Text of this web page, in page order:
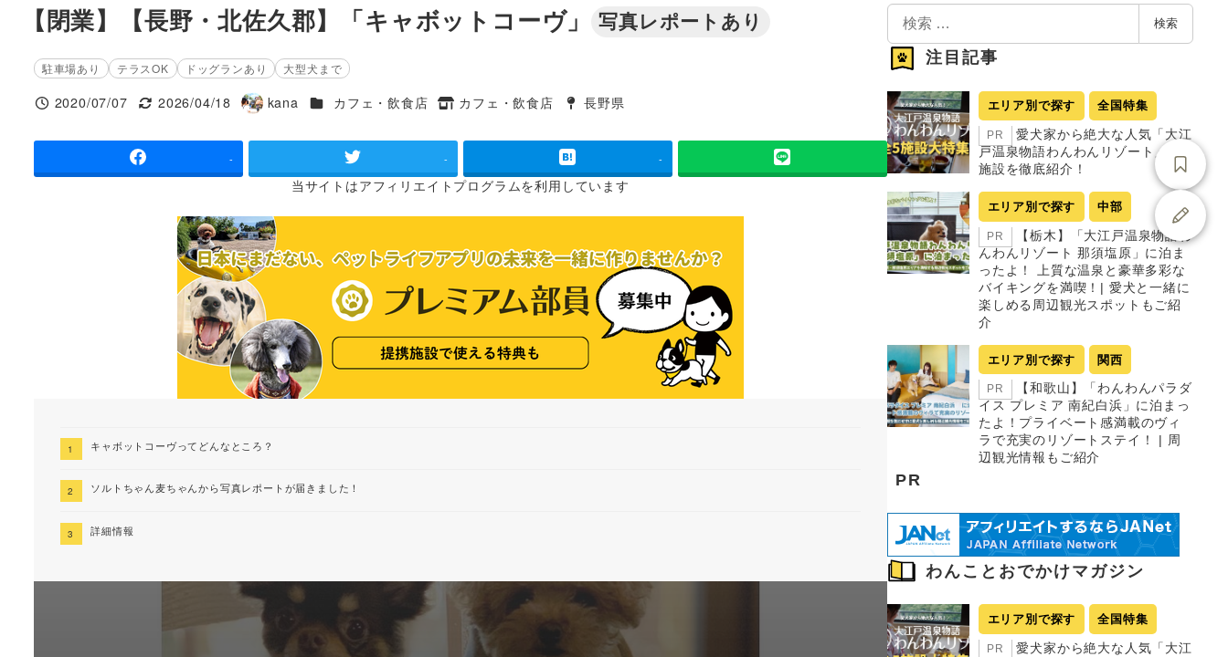
【閉業】【長野・北佐久郡】「キャボットコーヴ」 写真レポートあり
駐車場あり テラスOK ドッグランあり 大型犬まで
投稿日
2020/07/07
更新日
2026/04/18
著
kana 施設ジャンル
カフェ・飲食店
タグ
カフェ・飲食店
タグ
長野県
- - -
当サイトはアフィリエイトプログラムを利用しています
キャボットコーヴってどんなところ？
ソルトちゃん麦ちゃんから写真レポートが届きました！
詳細情報
検
索
検索
注目記事
エリア別で探す 全国特集
PR
愛犬家から絶大な人気「大江
戸温泉物語わんわんリゾート」全5
施設を徹底紹介！
エリア別で探す 中部
PR
【栃木】「大江戸温泉物語わ
んわんリゾート 那須塩原」に泊ま
ったよ！ 上質な温泉と豪華多彩な
バイキングを満喫！| 愛犬と一緒に
楽しめる周辺観光スポットもご紹
介
エリア別で探す 関西
PR
【和歌山】「わんわんパラダ
イス プレミア 南紀白浜」に泊まっ
たよ！プライベート感満載のヴィ
ラで充実のリゾートステイ！ | 周
辺観光情報もご紹介
PR
わんことおでかけマガジン
エリア別で探す 全国特集
PR
愛犬家から絶大な人気「大江